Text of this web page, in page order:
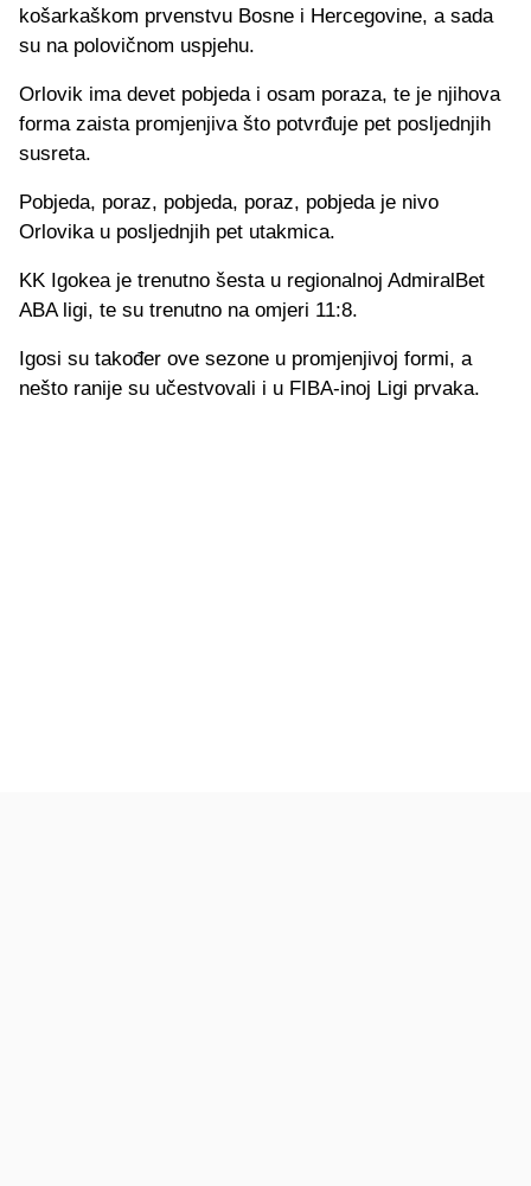
košarkaškom prvenstvu Bosne i Hercegovine, a sada
su na polovičnom uspjehu.
Orlovik ima devet pobjeda i osam poraza, te je njihova
forma zaista promjenjiva što potvrđuje pet posljednjih
susreta.
Pobjeda, poraz, pobjeda, poraz, pobjeda je nivo
Orlovika u posljednjih pet utakmica.
KK Igokea je trenutno šesta u regionalnoj AdmiralBet
ABA ligi, te su trenutno na omjeri 11:8.
Igosi su također ove sezone u promjenjivoj formi, a
nešto ranije su učestvovali i u FIBA-inoj Ligi prvaka.